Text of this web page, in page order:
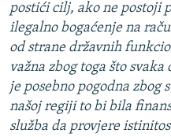
postići cilj, ako ne postoji
ilegalno bogaćenje na
od strane državnih
važna zbog toga što
je posebno pogodna zbog
našoj regiji to bi bila
služba da provjere